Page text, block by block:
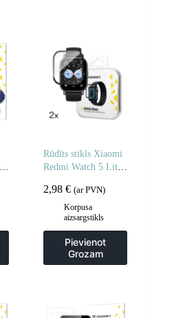
Rūdīts stikls Xiaomi
Redmi Watch 5 Lite
2,98€ (ar PVN)
Korpusa
aizsargstikls
Pievienot
Grozam